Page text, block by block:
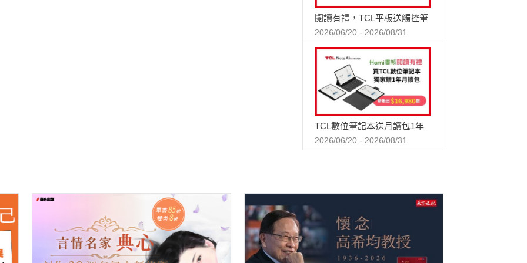
閱讀有禮，TCL平板送觸控筆
2026/06/20 - 2026/08/31
TCL數位筆記本送月讀包1年
2026/06/20 - 2026/08/31